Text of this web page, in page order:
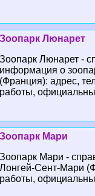
Зоопарк Люнарет
Зоопарк Люнарет -
информация о
(Франция): адрес,
работы,
Зоопарк Мари
Зоопарк Мари -
Лонгeй-Сент-Мари
работы,